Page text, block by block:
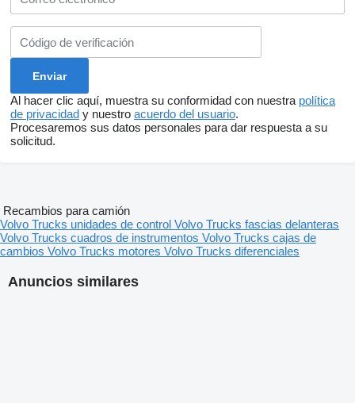
Al hacer clic aquí, muestra su conformidad con nuestra política
de privacidad y nuestro acuerdo del usuario.
Procesaremos sus datos personales para dar respuesta a su
solicitud.
Anuncios similares
Recambios para camión
Volvo Trucks unidades de control Volvo Trucks fascias delanteras
Volvo Trucks cuadros de instrumentos Volvo Trucks cajas de
cambios Volvo Trucks motores Volvo Trucks diferenciales